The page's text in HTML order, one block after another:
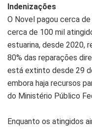
Indenizações
O Novel pagou cerca
cerca de 100 mil
estuarina, desde 2020,
80% das reparações
está extinto desde 29
embora haja recursos
do Ministério Público
Enquanto os atingidos